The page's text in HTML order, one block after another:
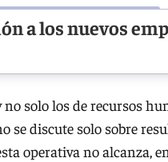
a los nuevos
no solo los de recursos
se discute solo sobre
operativa no alcanza,